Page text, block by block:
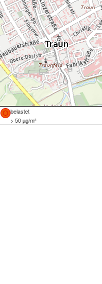
belastet
> 50 µg/m³